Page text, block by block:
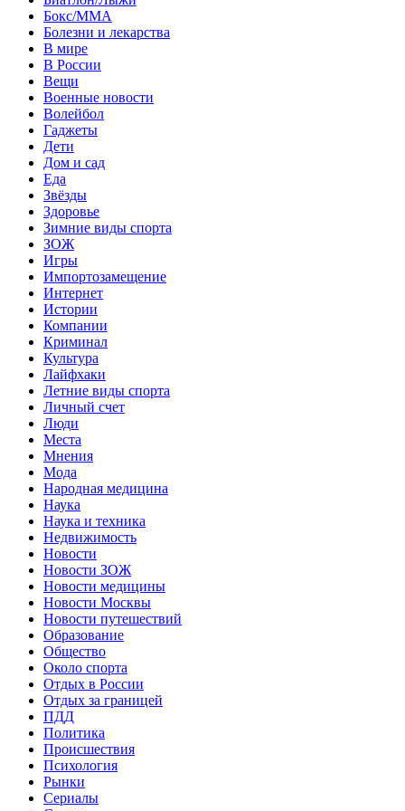
Бокс/MMA
Болезни и лекарства
В мире
В России
Вещи
Военные новости
Волейбол
Гаджеты
Дети
Дом и сад
Еда
Звёзды
Здоровье
Зимние виды спорта
ЗОЖ
Игры
Импортозамещение
Интернет
Истории
Компании
Криминал
Культура
Лайфхаки
Летние виды спорта
Личный счет
Люди
Места
Мнения
Мода
Народная медицина
Наука
Наука и техника
Недвижимость
Новости
Новости ЗОЖ
Новости медицины
Новости Москвы
Новости путешествий
Образование
Общество
Около спорта
Отдых в России
Отдых за границей
ПДД
Политика
Происшествия
Психология
Рынки
Сериалы